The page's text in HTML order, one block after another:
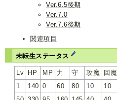
Ver.6.5後期
Ver.7.0
Ver.7.6後期
関連項目
未転生ステータス
Lv HP MP 力 守 攻魔 回魔
1
140 0 60 80 10 10